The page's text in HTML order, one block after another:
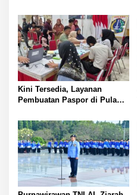
Kini Tersedia, Layanan
Pembuatan Paspor di Pulau